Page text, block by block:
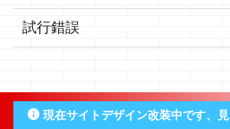
試行錯誤
現在サイトデザイン改装中です、